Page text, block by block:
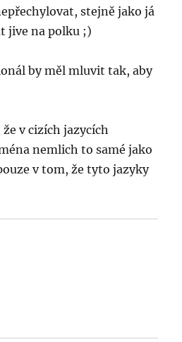
stejně jako já
jive na polku ;)
by měl mluvit tak, aby
v cizích jazycích
nemlich to samé jako
v tom, že tyto jazyky